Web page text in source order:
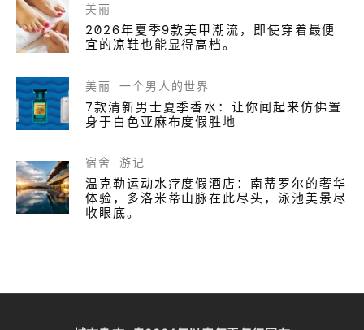
美丽
2026年夏季9款美甲潮流，即使穿着最便
宜的凉鞋也能显得高档。
美丽 一个男人的世界
7款清新男士夏季香水：让你闻起来仿佛置
身于白色亚麻布度假胜地
宿舍 游记
温克勒运动水疗度假酒店：南蒂罗尔的奢华
体验，多洛米蒂山脉在此尽头，泳池美景尽
收眼底。